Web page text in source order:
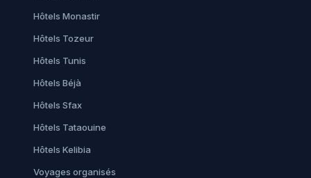
Hôtels Monastir
Hôtels Tozeur
Hôtels Tunis
Hôtels Béjà
Hôtels Sfax
Hôtels Tataouine
Hôtels Kelibia
Voyages organisés